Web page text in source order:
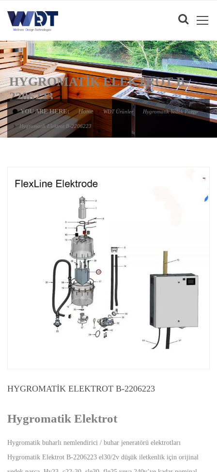
HYGROMATIK ELEKTROT B-
2206223
YOU ARE HERE: Home WDT Ürünler Hygromatik Yedek Parça
Hygromatik Elektrot B-2206223
HYGROMATIK ELEKTROT B-2206223
Hygromatik Elektrot
Hygromatik buharlı nemlendirici / buhar jeneratörü elektrotları
Hygromatik Elektrot B-2206223 el30/2v düşük iletkenlik için orijinal